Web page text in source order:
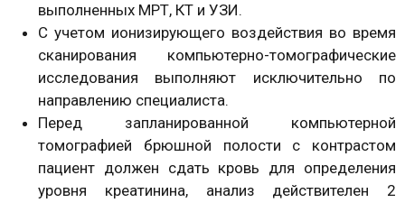
выполненных МРТ, КТ и УЗИ.
С учетом ионизирующего воздействия во время
сканирования компьютерно-томографические
исследования выполняют исключительно по
направлению специалиста.
Перед запланированной компьютерной
томографией брюшной полости с контрастом
пациент должен сдать кровь для определения
уровня креатинина, анализ действителен 2